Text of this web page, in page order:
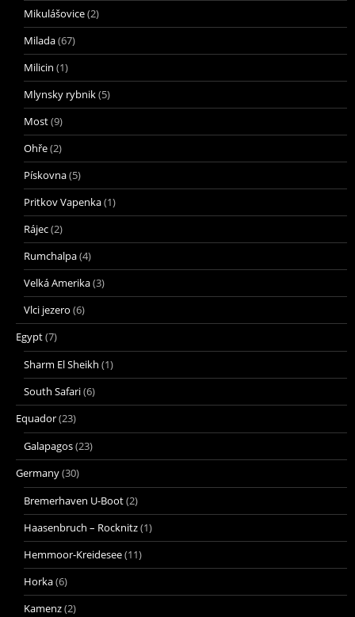
Mikulášovice(2)
Milada(67)
Milicin (1)
Mlynsky rybnik(5)
Most(9)
Ohře(2)
Pískovna(5)
Pritkov Vapenka(1)
Rájec(2)
Rumchalpa(4)
Velká Amerika(3)
Vlci jezero (6)
Egypt(7)
Sharm El Sheikh (1)
South Safari(6)
Equador(23)
Galapagos(23)
Germany(30)
Bremerhaven U-Boot(2)
Haasenbruch – Rocknitz(1)
Hemmoor-Kreidesee(11)
Horka(6)
Kamenz(2)